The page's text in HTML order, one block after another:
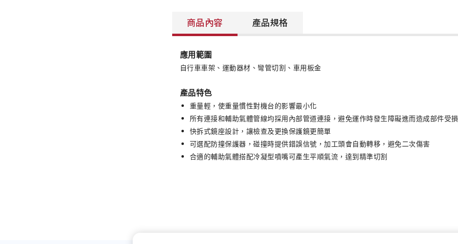
商品內容 產品規格
應用範圍
自行車車架、運動器材、彎管切割、車用板金
產品特色
重量輕，使重量慣性對機台的影響最小化
所有連接和輔助氣體管線均採用內部管道連接，避免運作時發生障礙進而造成部件受損
快拆式鏡座設計，讓檢查及更換保護鏡更簡單
可選配防撞保護器，碰撞時提供錯誤信號，加工頭會自動轉移，避免二次傷害
合適的輔助氣體搭配冷凝型噴嘴可產生平順氣流，達到精準切割